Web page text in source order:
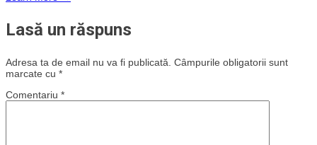
Lasă un răspuns
Adresa ta de email nu va fi publicată. Câmpurile obligatorii sunt
marcate cu *
Comentariu *